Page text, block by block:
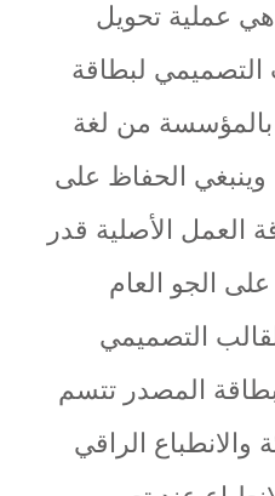
عملية تحويل
لبطاقة
بالمؤسسة من لغة
الحفاظ على
العمل الأصلية قدر
الجو العام
التصميمي
المصدر تتسم
والانطباع الراقي